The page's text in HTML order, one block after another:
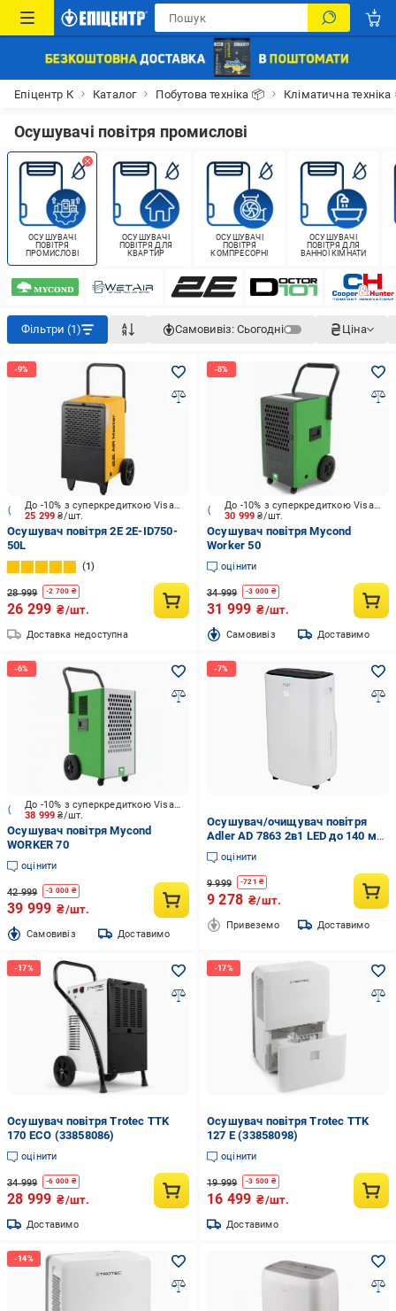
Епіцентр К Каталог Побутова техніка 📦 Кліматична
Осушувачі повітря промислові
ОСУШУВАЧІ
ПОВІТРЯ
ПРОМИСЛОВІ
ОСУШУВАЧІ
ПОВІТРЯ ДЛЯ
КВАРТИР
ОСУШУВАЧІ
ПОВІТРЯ
КОМПРЕСОРНІ
ОСУШУВАЧІ
ПОВІТРЯ ДЛЯ
ВАННОЇ КІМНАТИ
Фільтри (1) Самовивіз: Сьогодні Ціна
25 299₴/шт.
До -10% з суперкредиткою Visa Вигода
Осушувач повітря 2E 2E-ID750-
50L
1
28 999 -2 700 ₴
26 299 ₴/шт.
Доставка недоступна
30 999₴/шт.
До -10% з суперкредиткою Visa Вигода
Осушувач повітря Mycond
Worker 50
оцінити
34 999 -3 000 ₴
31 999 ₴/шт.
Cамовивіз Доставимо
38 999₴/шт.
До -10% з суперкредиткою Visa Вигода
Осушувач повітря Mycond
WORKER 70
оцінити
42 999 -3 000 ₴
39 999 ₴/шт.
Cамовивіз Доставимо
Осушувач/очищувач повітря
Adler AD 7863 2в1 LED до 140 м3
(32563670)
оцінити
9 999 -721 ₴
9 278 ₴/шт.
Привеземо Доставимо
Осушувач повітря Trotec TTK
170 ECO (33858086)
оцінити
34 999 -6 000 ₴
28 999 ₴/шт.
Доставимо
Осушувач повітря Trotec TTK
127 E (33858098)
оцінити
19 999 -3 500 ₴
16 499 ₴/шт.
Доставимо